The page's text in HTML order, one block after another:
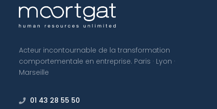
Acteur incontournable de la transformation
comportementale en entreprise. Paris · Lyon ·
Marseille
01 43 28 55 50